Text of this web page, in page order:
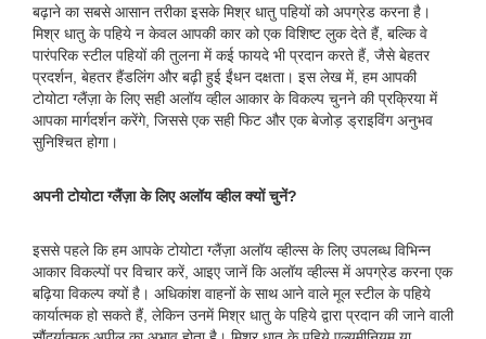
बढ़ाने का सबसे आसान तरीका इसके मिश्र धातु पहियों को अपग्रेड करना है।
मिश्र धातु के पहिये न केवल आपकी कार को एक विशिष्ट लुक देते हैं, बल्कि वे
पारंपरिक स्टील पहियों की तुलना में कई फायदे भी प्रदान करते हैं, जैसे बेहतर
प्रदर्शन, बेहतर हैंडलिंग और बढ़ी हुई ईंधन दक्षता। इस लेख में, हम आपकी
टोयोटा ग्लैंज़ा के लिए सही अलॉय व्हील आकार के विकल्प चुनने की प्रक्रिया में
आपका मार्गदर्शन करेंगे, जिससे एक सही फिट और एक बेजोड़ ड्राइविंग अनुभव
सुनिश्चित होगा।
अपनी टोयोटा ग्लैंज़ा के लिए अलॉय व्हील क्यों चुनें?
इससे पहले कि हम आपके टोयोटा ग्लैंज़ा अलॉय व्हील्स के लिए उपलब्ध विभिन्न
आकार विकल्पों पर विचार करें, आइए जानें कि अलॉय व्हील्स में अपग्रेड करना एक
बढ़िया विकल्प क्यों है। अधिकांश वाहनों के साथ आने वाले मूल स्टील के पहिये
कार्यात्मक हो सकते हैं, लेकिन उनमें मिश्र धातु के पहिये द्वारा प्रदान की जाने वाली